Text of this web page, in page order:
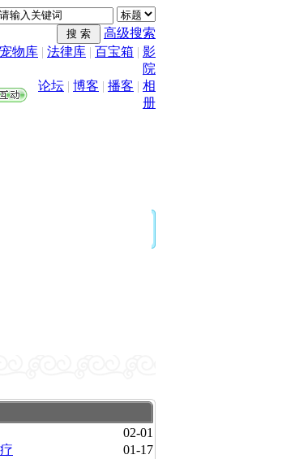
高级搜索
宠物库 | 法律库 | 百宝箱 | 影
院
论坛 | 博客 | 播客 | 相
册
02-01
01-17